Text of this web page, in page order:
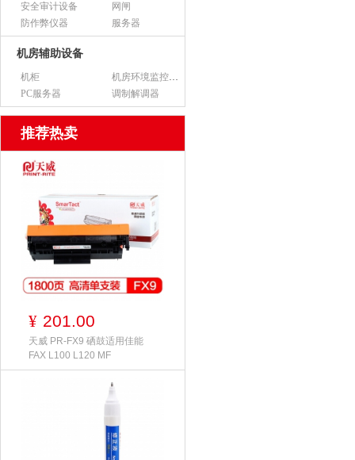
安全审计设备
网闸
防作弊仪器
服务器
机房辅助设备
机柜
机房环境监控设备
PC服务器
调制解调器
推荐热卖
¥ 201.00
天威 PR-FX9 硒鼓适用佳能
FAX L100 L120 MF